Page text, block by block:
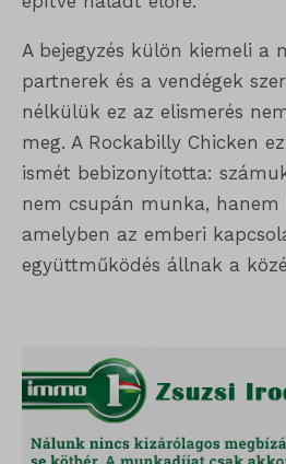
A bejegyzés külön kiemeli a
partnerek és a vendégek
nélkülük ez az elismerés
meg. A Rockabilly Chicken
ismét bebizonyította:
nem csupán munka, hanem
amelyben az emberi
együttműködés állnak a